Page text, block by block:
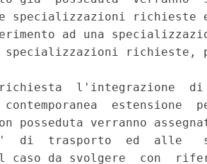
specializzazioni richieste
ad una
specializzazioni richieste,
l'integrazione  di
estensione
posseduta verranno
di  trasporto  ed  alle
da svolgere  con